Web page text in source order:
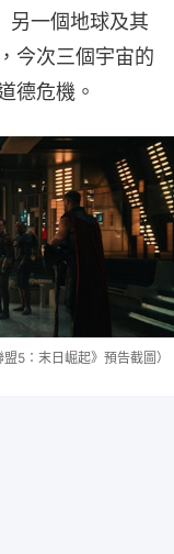
另一個地球及其
今次三個宇宙的
德危機。
5：末日崛起》預告截圖）